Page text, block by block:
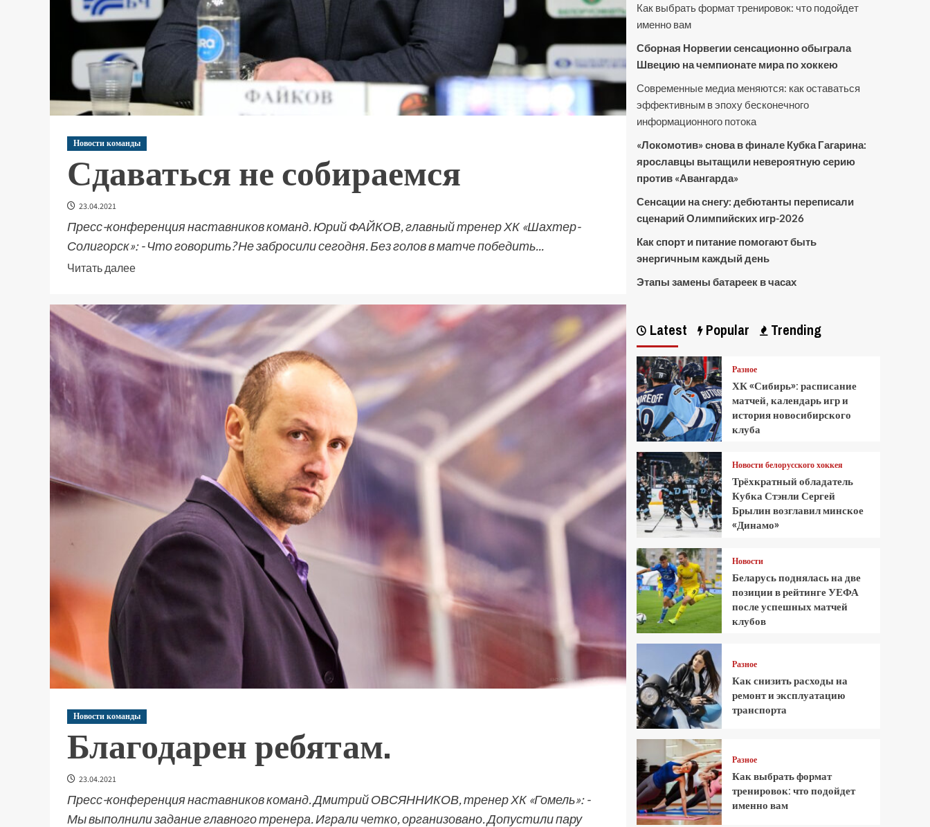
Новости команды
Сдаваться не собираемся
23.04.2021
Пресс-конференция наставников команд. Юрий ФАЙКОВ, главный тренер ХК «Шахтер-
Солигорск»: - Что говорить? Не забросили сегодня. Без голов в матче победить...
Читать далее
Новости команды
Благодарен ребятам.
23.04.2021
Пресс-конференция наставников команд. Дмитрий ОВСЯННИКОВ, тренер ХК «Гомель»: -
Мы выполнили задание главного тренера. Играли четко, организовано. Допустили пару
Как выбрать формат тренировок: что подойдет
именно вам
Сборная Норвегии сенсационно обыграла
Швецию на чемпионате мира по хоккею
Современные медиа меняются: как оставаться
эффективным в эпоху бесконечного
информационного потока
«Локомотив» снова в финале Кубка Гагарина:
ярославцы вытащили невероятную серию
против «Авангарда»
Сенсации на снегу: дебютанты переписали
сценарий Олимпийских игр-2026
Как спорт и питание помогают быть
энергичным каждый день
Этапы замены батареек в часах
Latest Popular Trending
Разное
ХК «Сибирь»: расписание
матчей, календарь игр и
история новосибирского
клуба
Новости белорусского хоккея
Трёхкратный обладатель
Кубка Стэнли Сергей
Брылин возглавил минское
«Динамо»
Новости
Беларусь поднялась на две
позиции в рейтинге УЕФА
после успешных матчей
клубов
Разное
Как снизить расходы на
ремонт и эксплуатацию
транспорта
Разное
Как выбрать формат
тренировок: что подойдет
именно вам